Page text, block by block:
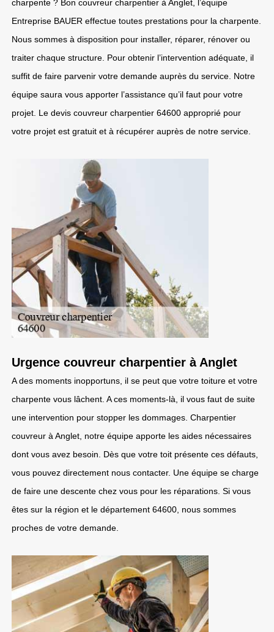
charpente ? Bon couvreur charpentier à Anglet, l’équipe
Entreprise BAUER effectue toutes prestations pour la charpente.
Nous sommes à disposition pour installer, réparer, rénover ou
traiter chaque structure. Pour obtenir l’intervention adéquate, il
suffit de faire parvenir votre demande auprès du service. Notre
équipe saura vous apporter l’assistance qu’il faut pour votre
projet. Le devis couvreur charpentier 64600 approprié pour
votre projet est gratuit et à récupérer auprès de notre service.
Urgence couvreur charpentier à Anglet
A des moments inopportuns, il se peut que votre toiture et votre
charpente vous lâchent. A ces moments-là, il vous faut de suite
une intervention pour stopper les dommages. Charpentier
couvreur à Anglet, notre équipe apporte les aides nécessaires
dont vous avez besoin. Dès que votre toit présente ces défauts,
vous pouvez directement nous contacter. Une équipe se charge
de faire une descente chez vous pour les réparations. Si vous
êtes sur la région et le département 64600, nous sommes
proches de votre demande.